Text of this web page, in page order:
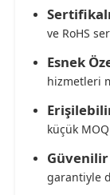
ve RoHS
Esnek
hizmetleri
küçük
garantiyle